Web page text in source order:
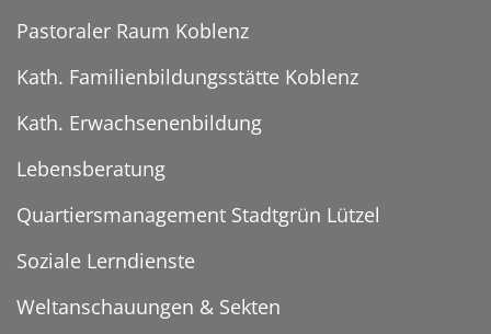
Pastoraler Raum Koblenz
Kath. Familienbildungsstätte Koblenz
Kath. Erwachsenenbildung
Lebensberatung
Quartiersmanagement Stadtgrün Lützel
Soziale Lerndienste
Weltanschauungen & Sekten